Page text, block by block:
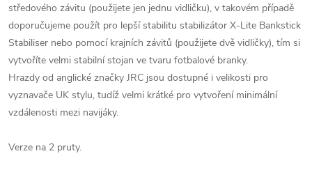
středového závitu (použijete jen jednu vidličku), v takovém případě
doporučujeme použít pro lepší stabilitu stabilizátor X-Lite Bankstick
Stabiliser nebo pomocí krajních závitů (použijete dvě vidličky), tím si
vytvoříte velmi stabilní stojan ve tvaru fotbalové branky.
Hrazdy od anglické značky JRC jsou dostupné i velikosti pro
vyznavače UK stylu, tudíž velmi krátké pro vytvoření minimální
vzdálenosti mezi navijáky.
Verze na 2 pruty.